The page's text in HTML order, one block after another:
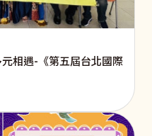
相遇-《第五屆台北國際